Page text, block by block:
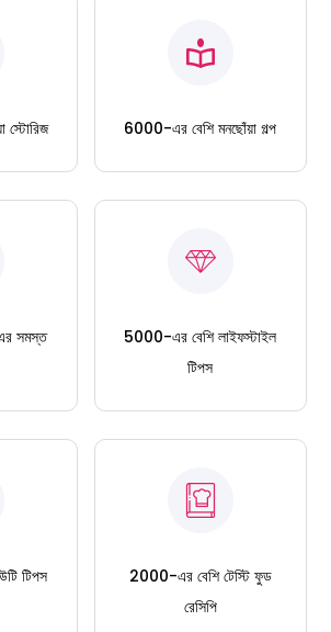
স্টোরিজ 6000-এর বেশি মনছোঁয়া গল্প
সমস্ত
5000-এর বেশি লাইফস্টাইল
টিপস
টিপস
2000-এর বেশি টেস্টি ফুড
রেসিপি